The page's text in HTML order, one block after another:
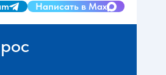
Написать в Max